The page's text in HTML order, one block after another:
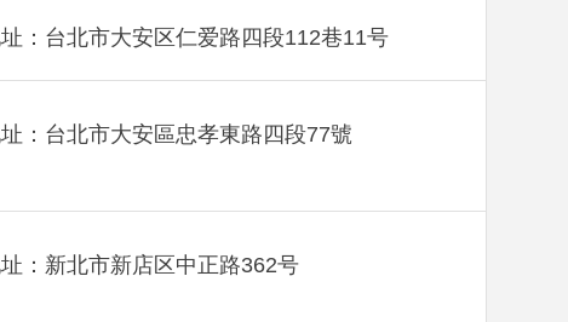
：台北市大安区仁爱路四段112巷11号
：台北市大安區忠孝東路四段77號
：新北市新店区中正路362号